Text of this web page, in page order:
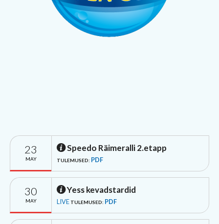
23
MAY
Speedo Räimeralli 2.etapp
TULEMUSED: PDF
30
MAY
Yess kevadstardid
LIVE TULEMUSED: PDF